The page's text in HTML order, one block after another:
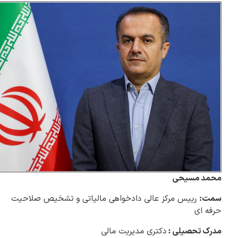
محمد مسیحی
سمت: رییس مرکز عالی دادخواهی مالیاتی و تشخیص صلاحیت
حرفه ای
مدرک تحصیلی : دکتری مدیریت مالی